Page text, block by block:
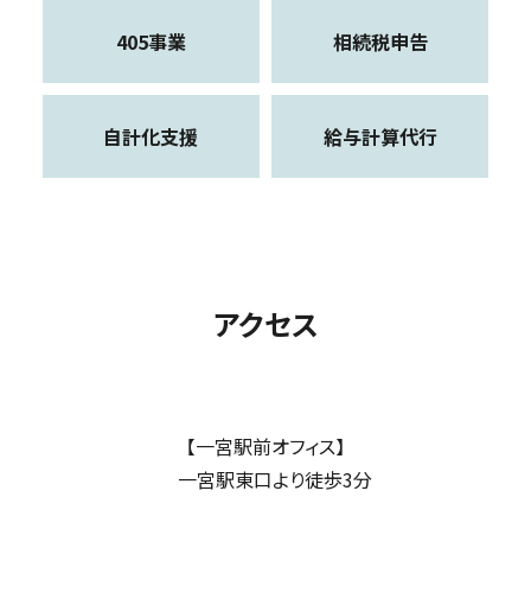
405事業 相続税申告
自計化支援 給与計算代行
アクセス
【一宮駅前オフィス】
一宮駅東口より徒歩3分